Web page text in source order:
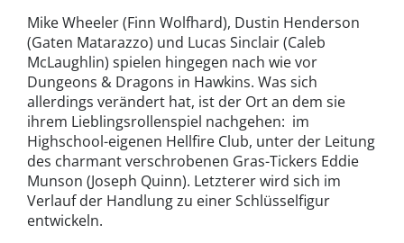
Mike Wheeler (Finn Wolfhard), Dustin Henderson
(Gaten Matarazzo) und Lucas Sinclair (Caleb
McLaughlin) spielen hingegen nach wie vor
Dungeons & Dragons in Hawkins. Was sich
allerdings verändert hat, ist der Ort an dem sie
ihrem Lieblingsrollenspiel nachgehen: im
Highschool-eigenen Hellfire Club, unter der Leitung
des charmant verschrobenen Gras-Tickers Eddie
Munson (Joseph Quinn). Letzterer wird sich im
Verlauf der Handlung zu einer Schlüsselfigur
entwickeln.